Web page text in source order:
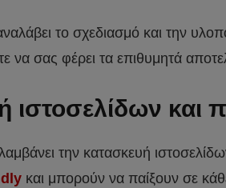
το σχεδιασμό και την
να σας φέρει τα επιθυμητά
ιστοσελίδων και
την κατασκευή
και μπορούν να παίξουν σε